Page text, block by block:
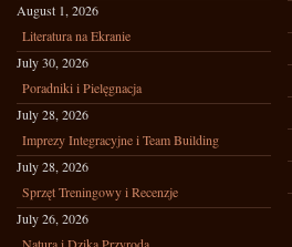
August 1, 2026
Literatura na Ekranie
July 30, 2026
Poradniki i Pielęgnacja
July 28, 2026
Imprezy Integracyjne i Team Building
July 28, 2026
Sprzęt Treningowy i Recenzje
July 26, 2026